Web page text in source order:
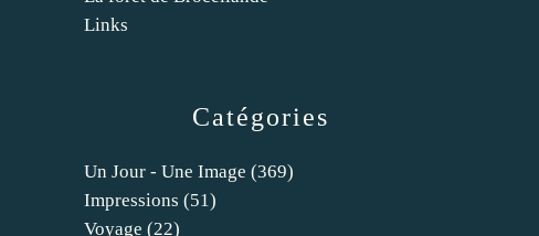
Catégories
Un Jour - Une Image (369)
Impressions (51)
Voyage (22)
Links